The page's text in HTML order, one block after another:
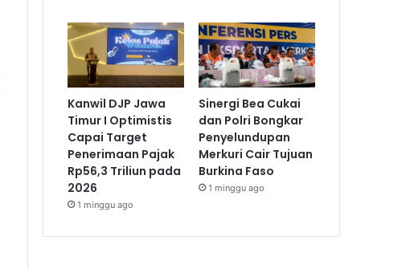
Kanwil DJP Jawa
Timur I Optimistis
Capai Target
Penerimaan Pajak
Rp56,3 Triliun pada
2026
1 minggu ago
Sinergi Bea Cukai
dan Polri Bongkar
Penyelundupan
Merkuri Cair Tujuan
Burkina Faso
1 minggu ago